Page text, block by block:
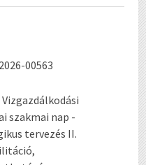
00563
szakmai nap -
tervezés II.